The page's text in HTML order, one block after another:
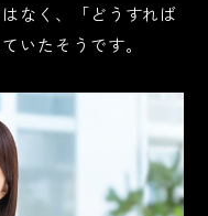
なく、「どうすれば
いたそうです。